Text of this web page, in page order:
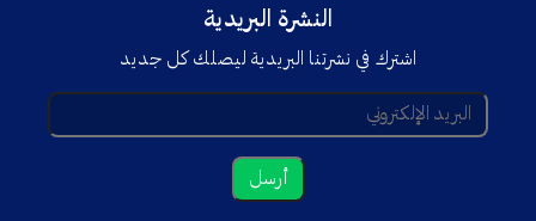
النشرة البريدية
اشترك في نشرتنا البريدية ليصلك كل جديد